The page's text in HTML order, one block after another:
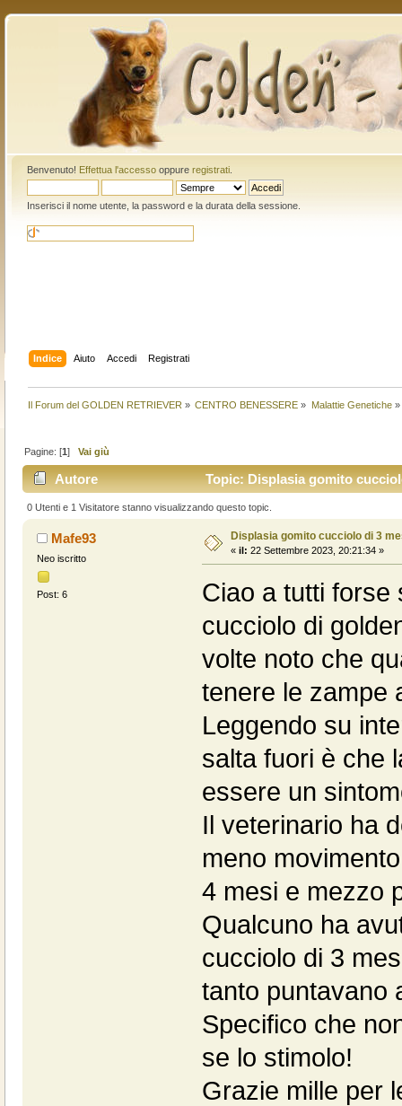
Benvenuto! Effettua l'accessooppure registrati.
Inserisci il nome utente, la password e la durata della sessione.
Indice Aiuto Accedi Registrati
Il Forum del GOLDEN RETRIEVER » CENTRO BENESSERE » Malattie Genetiche»
Pagine: [1]Vai giù
Autore Topic: Displasia gomito
0 Utenti e 1 Visitatore stanno visualizzando questo topic.
Mafe93
Neo iscritto
Post: 6
Displasia gomito cucciolo di 3
« il: 22 Settembre 2023, 20:21:34 »
Ciao a tutti forse
cucciolo di
volte noto che
tenere le zampe
Leggendo su
salta fuori è che
essere un
Il veterinario ha
meno
4 mesi e mezzo
Qualcuno ha
cucciolo di 3
tanto puntavano
Specifico che
se lo stimolo!
Grazie mille per